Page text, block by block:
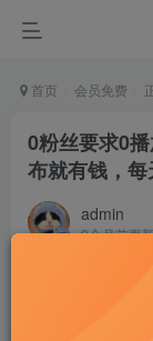
首页 会员免费
0粉丝要求0
布就有钱，
admin
9个月前更